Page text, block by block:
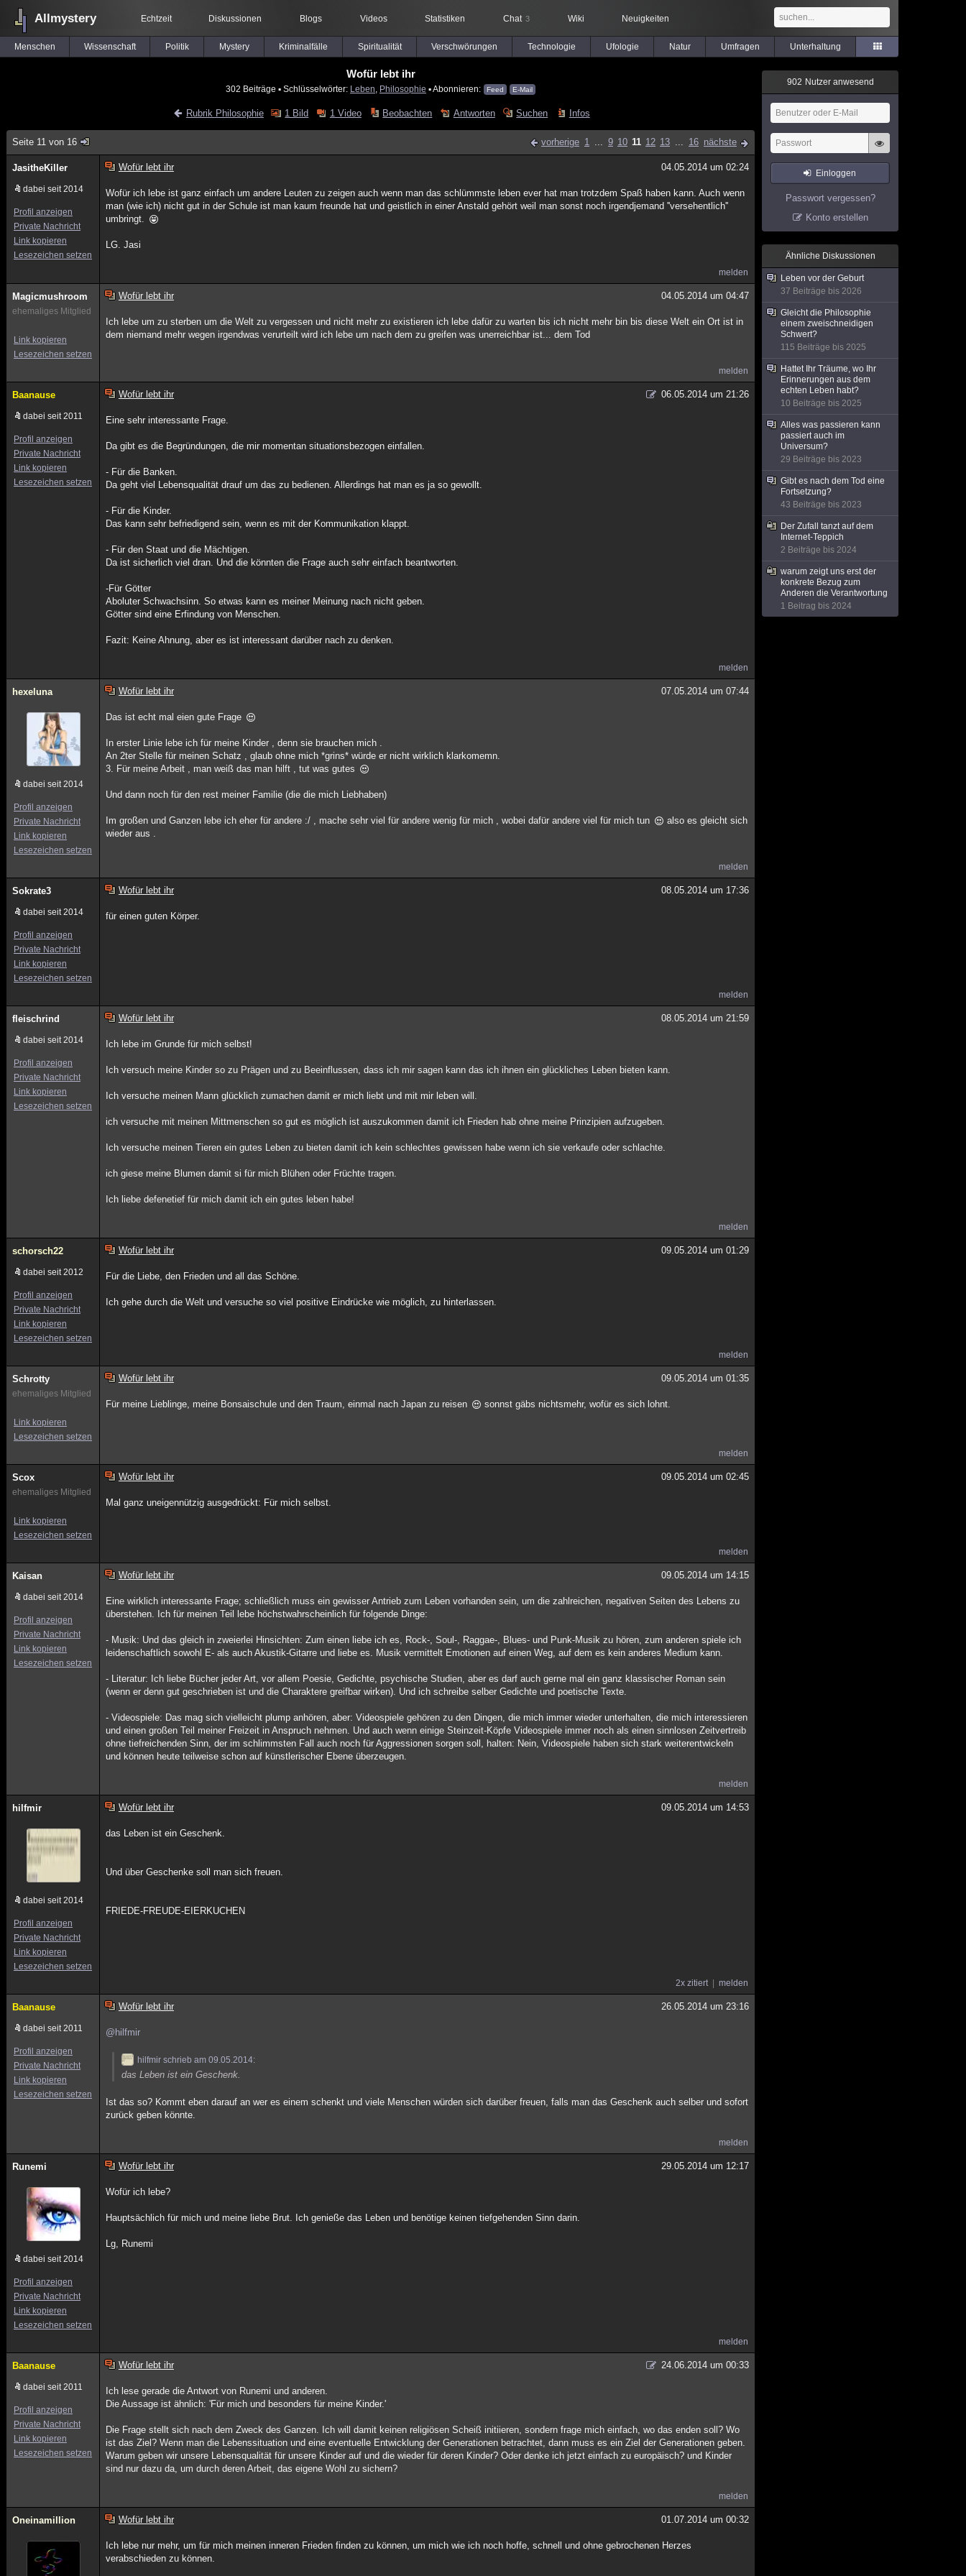
Allmystery Echtzeit Diskussionen Blogs Videos Statistiken Chat 3 Wiki Neuigkeiten
Menschen Wissenschaft Politik Mystery Kriminalfälle Spiritualität Verschwörungen Technologie Ufologie Natur Umfragen Unterhaltung
Wofür lebt ihr
302 Beiträge ▪ Schlüsselwörter: Leben Philosophie ▪ Abonnieren: Feed E-Mail
Rubrik Philosophie 1 Bild 1 Video Beobachten Antworten Suchen Infos
Seite 11 von 16 vorherige 1 ... 9 10 11 12 13 ... 16 nächste
JasitheKiller
dabei seit 2014
Profil anzeigen
Private Nachricht
Link kopieren
Lesezeichen setzen
Wofür lebt ihr 04.05.2014 um 02:24
Wofür ich lebe ist ganz einfach um andere Leuten zu zeigen auch wenn man das schlümmste leben ever hat man trotzdem Spaß haben kann. Auch wenn
man (wie ich) nicht gut in der Schule ist man kaum freunde hat und geistlich in einer Anstald gehört weil man sonst noch irgendjemand ''versehentlich''
umbringt.
LG. Jasi
melden
Magicmushroom
ehemaliges Mitglied
Link kopieren
Lesezeichen setzen
Wofür lebt ihr 04.05.2014 um 04:47
Ich lebe um zu sterben um die Welt zu vergessen und nicht mehr zu existieren ich lebe dafür zu warten bis ich nicht mehr bin bis diese Welt ein Ort ist in
dem niemand mehr wegen irgendwas verurteilt wird ich lebe um nach dem zu greifen was unerreichbar ist... dem Tod
melden
Baanause
dabei seit 2011
Profil anzeigen
Private Nachricht
Link kopieren
Lesezeichen setzen
Wofür lebt ihr 06.05.2014 um 21:26
Eine sehr interessante Frage.
Da gibt es die Begründungen, die mir momentan situationsbezogen einfallen.
- Für die Banken.
Da geht viel Lebensqualität drauf um das zu bedienen. Allerdings hat man es ja so gewollt.
- Für die Kinder.
Das kann sehr befriedigend sein, wenn es mit der Kommunikation klappt.
- Für den Staat und die Mächtigen.
Da ist sicherlich viel dran. Und die könnten die Frage auch sehr einfach beantworten.
-Für Götter
Aboluter Schwachsinn. So etwas kann es meiner Meinung nach nicht geben.
Götter sind eine Erfindung von Menschen.
Fazit: Keine Ahnung, aber es ist interessant darüber nach zu denken.
melden
hexeluna
dabei seit 2014
Profil anzeigen
Private Nachricht
Link kopieren
Lesezeichen setzen
Wofür lebt ihr 07.05.2014 um 07:44
Das ist echt mal eien gute Frage
In erster Linie lebe ich für meine Kinder , denn sie brauchen mich .
An 2ter Stelle für meinen Schatz , glaub ohne mich *grins* würde er nicht wirklich klarkomemn.
3. Für meine Arbeit , man weiß das man hilft , tut was gutes
Und dann noch für den rest meiner Familie (die die mich Liebhaben)
Im großen und Ganzen lebe ich eher für andere :/ , mache sehr viel für andere wenig für mich , wobei dafür andere viel für mich tun
also es gleicht sich
wieder aus .
melden
Sokrate3
dabei seit 2014
Profil anzeigen
Private Nachricht
Link kopieren
Lesezeichen setzen
Wofür lebt ihr 08.05.2014 um 17:36
für einen guten Körper.
melden
fleischrind
dabei seit 2014
Profil anzeigen
Private Nachricht
Link kopieren
Lesezeichen setzen
Wofür lebt ihr 08.05.2014 um 21:59
Ich lebe im Grunde für mich selbst!
Ich versuch meine Kinder so zu Prägen und zu Beeinflussen, dass ich mir sagen kann das ich ihnen ein glückliches Leben bieten kann.
Ich versuche meinen Mann glücklich zumachen damit er mich liebt und mit mir leben will.
ich versuche mit meinen Mittmenschen so gut es möglich ist auszukommen damit ich Frieden hab ohne meine Prinzipien aufzugeben.
Ich versuche meinen Tieren ein gutes Leben zu bieten damit ich kein schlechtes gewissen habe wenn ich sie verkaufe oder schlachte.
ich giese meine Blumen damit si für mich Blühen oder Früchte tragen.
Ich liebe defenetief für mich damit ich ein gutes leben habe!
melden
schorsch22
dabei seit 2012
Profil anzeigen
Private Nachricht
Link kopieren
Lesezeichen setzen
Wofür lebt ihr 09.05.2014 um 01:29
Für die Liebe, den Frieden und all das Schöne.
Ich gehe durch die Welt und versuche so viel positive Eindrücke wie möglich, zu hinterlassen.
melden
Schrotty
ehemaliges Mitglied
Link kopieren
Lesezeichen setzen
Wofür lebt ihr 09.05.2014 um 01:35
Für meine Lieblinge, meine Bonsaischule und den Traum, einmal nach Japan zu reisen sonnst gäbs nichtsmehr, wofür es sich lohnt.
melden
Scox
ehemaliges Mitglied
Link kopieren
Lesezeichen setzen
Wofür lebt ihr 09.05.2014 um 02:45
Mal ganz uneigennützig ausgedrückt: Für mich selbst.
melden
Kaisan
dabei seit 2014
Profil anzeigen
Private Nachricht
Link kopieren
Lesezeichen setzen
Wofür lebt ihr 09.05.2014 um 14:15
Eine wirklich interessante Frage; schließlich muss ein gewisser Antrieb zum Leben vorhanden sein, um die zahlreichen, negativen Seiten des Lebens zu
überstehen. Ich für meinen Teil lebe höchstwahrscheinlich für folgende Dinge:
- Musik: Und das gleich in zweierlei Hinsichten: Zum einen liebe ich es, Rock-, Soul-, Raggae-, Blues- und Punk-Musik zu hören, zum anderen spiele ich
leidenschaftlich sowohl E- als auch Akustik-Gitarre und liebe es. Musik vermittelt Emotionen auf einen Weg, auf dem es kein anderes Medium kann.
- Literatur: Ich liebe Bücher jeder Art, vor allem Poesie, Gedichte, psychische Studien, aber es darf auch gerne mal ein ganz klassischer Roman sein
(wenn er denn gut geschrieben ist und die Charaktere greifbar wirken). Und ich schreibe selber Gedichte und poetische Texte.
- Videospiele: Das mag sich vielleicht plump anhören, aber: Videospiele gehören zu den Dingen, die mich immer wieder unterhalten, die mich interessieren
und einen großen Teil meiner Freizeit in Anspruch nehmen. Und auch wenn einige Steinzeit-Köpfe Videospiele immer noch als einen sinnlosen Zeitvertreib
ohne tiefreichenden Sinn, der im schlimmsten Fall auch noch für Aggressionen sorgen soll, halten: Nein, Videospiele haben sich stark weiterentwickeln
und können heute teilweise schon auf künstlerischer Ebene überzeugen.
melden
hilfmir
dabei seit 2014
Profil anzeigen
Private Nachricht
Link kopieren
Lesezeichen setzen
Wofür lebt ihr 09.05.2014 um 14:53
das Leben ist ein Geschenk.
Und über Geschenke soll man sich freuen.
FRIEDE-FREUDE-EIERKUCHEN
2x zitiert melden
Baanause
dabei seit 2011
Profil anzeigen
Private Nachricht
Link kopieren
Lesezeichen setzen
Wofür lebt ihr 26.05.2014 um 23:16
@hilfmir
hilfmir schrieb am 09.05.2014:
das Leben ist ein Geschenk.
Ist das so? Kommt eben darauf an wer es einem schenkt und viele Menschen würden sich darüber freuen, falls man das Geschenk auch selber und sofort
zurück geben könnte.
melden
Runemi
dabei seit 2014
Profil anzeigen
Private Nachricht
Link kopieren
Lesezeichen setzen
Wofür lebt ihr 29.05.2014 um 12:17
Wofür ich lebe?
Hauptsächlich für mich und meine liebe Brut. Ich genieße das Leben und benötige keinen tiefgehenden Sinn darin.
Lg, Runemi
melden
Baanause
dabei seit 2011
Profil anzeigen
Private Nachricht
Link kopieren
Lesezeichen setzen
Wofür lebt ihr 24.06.2014 um 00:33
Ich lese gerade die Antwort von Runemi und anderen.
Die Aussage ist ähnlich: 'Für mich und besonders für meine Kinder.'
Die Frage stellt sich nach dem Zweck des Ganzen. Ich will damit keinen religiösen Scheiß initiieren, sondern frage mich einfach, wo das enden soll? Wo
ist das Ziel? Wenn man die Lebenssituation und eine eventuelle Entwicklung der Generationen betrachtet, dann muss es ein Ziel der Generationen geben.
Warum geben wir unsere Lebensqualität für unsere Kinder auf und die wieder für deren Kinder? Oder denke ich jetzt einfach zu europäisch? und Kinder
sind nur dazu da, um durch deren Arbeit, das eigene Wohl zu sichern?
melden
Oneinamillion Wofür lebt ihr 01.07.2014 um 00:32
Ich lebe nur mehr, um für mich meinen inneren Frieden finden zu können, um mich wie ich noch hoffe, schnell und ohne gebrochenen Herzes
verabschieden zu können.
902 Nutzer anwesend
Einloggen
Passwort vergessen?
Konto erstellen
Ähnliche Diskussionen
Leben vor der Geburt
37 Beiträge bis 2026
Gleicht die Philosophie
einem zweischneidigen
Schwert?
115 Beiträge bis 2025
Hattet Ihr Träume, wo Ihr
Erinnerungen aus dem
echten Leben habt?
10 Beiträge bis 2025
Alles was passieren kann
passiert auch im
Universum?
29 Beiträge bis 2023
Gibt es nach dem Tod eine
Fortsetzung?
43 Beiträge bis 2023
Der Zufall tanzt auf dem
Internet-Teppich
2 Beiträge bis 2024
warum zeigt uns erst der
konkrete Bezug zum
Anderen die Verantwortung
1 Beitrag bis 2024